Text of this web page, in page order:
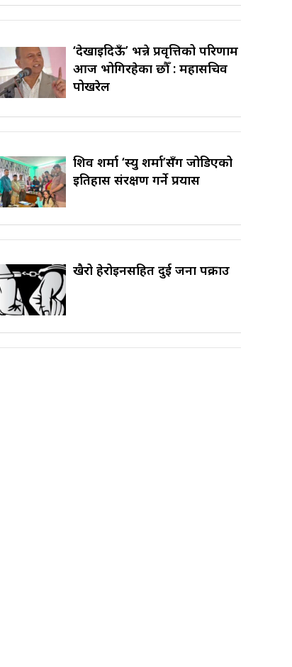
‘देखाइदिऊँ’ भन्ने प्रवृत्तिको परिणाम
आज भोगिरहेका छौँ : महासचिव
पोखरेल
शिव शर्मा ‘स्यु शर्मा’सँग जोडिएको
इतिहास संरक्षण गर्ने प्रयास
खैरो हेरोइनसहित दुई जना पक्राउ